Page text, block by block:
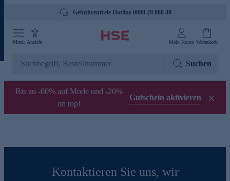
Gebührenfreie Hotline 0800 29 888 88
Menü Ansicht Mein Konto Warenkorb
Suchen
Bis zu -60% auf Mode und -20%
on top!
Gutschein aktivieren
Kontaktieren Sie uns, wir